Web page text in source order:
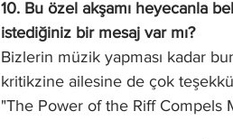
10. Bu özel akşamı heyecanla
istediğiniz bir mesaj var mı?
Bizlerin müzik yapması kadar
kritikzine ailesine de çok
"The Power of the Riff Compels